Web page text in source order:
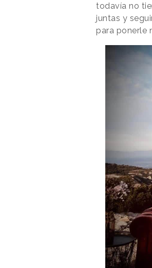
todavía no
juntas y
para ponerle